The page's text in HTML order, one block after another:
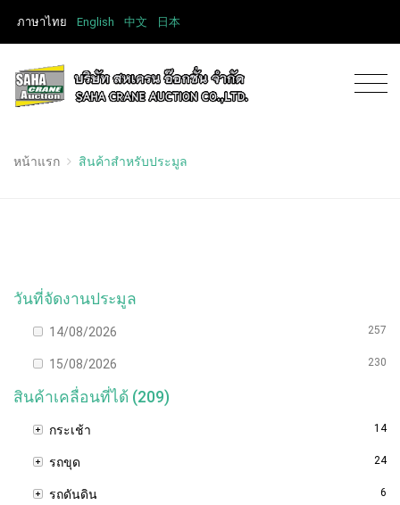
ภาษาไทย English 中文 日本
หน้าแรก สินค้าสำหรับประมูล
วันที่จัดงานประมูล
14/08/2026 257
15/08/2026 230
สินค้าเคลื่อนที่ได้ (209)
กระเช้า 14
รถขุด 24
รถดันดิน 6